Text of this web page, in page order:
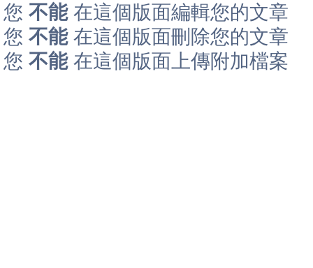
您 不能在這個版面編輯您的文章
您 不能在這個版面刪除您的文章
您 不能在這個版面上傳附加檔案